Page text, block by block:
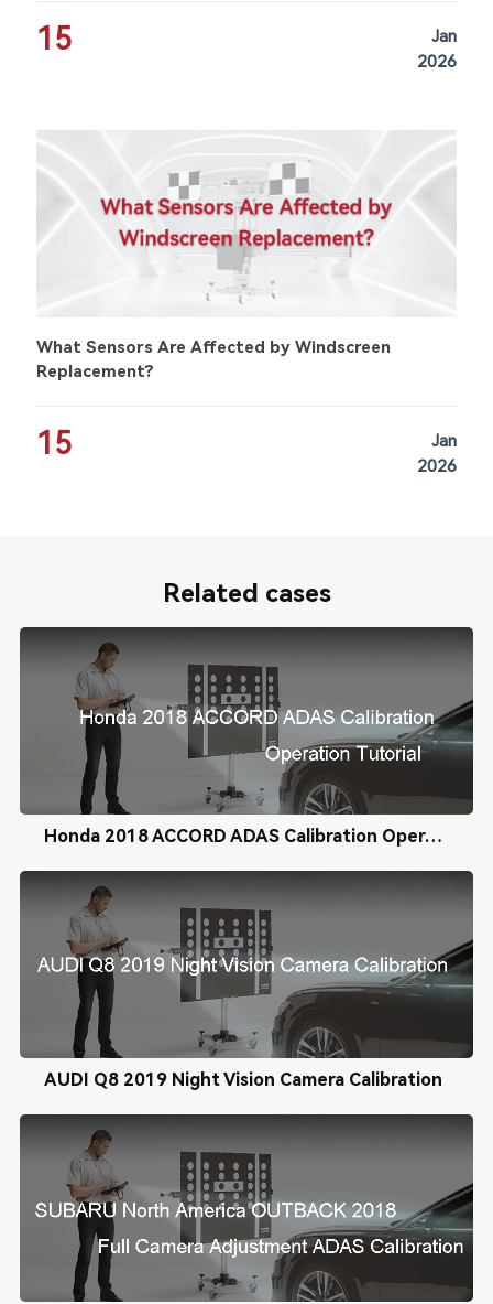
15
Jan
2026
What Sensors Are Affected by Windscreen
Replacement?
15
Jan
2026
Related cases
Honda 2018 ACCORD ADAS Calibration Operation Tutorial
AUDI Q8 2019 Night Vision Camera Calibration